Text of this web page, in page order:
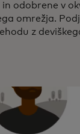
in odobrene v
omrežja.
z